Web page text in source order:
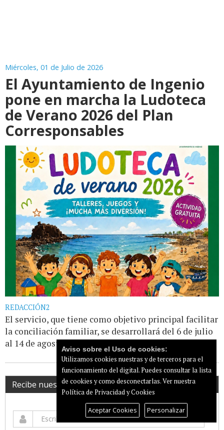
Miércoles, 01 de Julio de 2026
El Ayuntamiento de Ingenio
pone en marcha la Ludoteca
de Verano 2026 del Plan
Corresponsables
REDACCIÓN2
El servicio, que tiene como objetivo principal facilitar
la conciliación familiar, se desarrollará del 6 de julio
al 14 de agosto, de lunes a [...]
Recibe nuestro newsletter
Aviso sobre el Uso de cookies:
Utilizamos cookies nuestras y de terceros para el
funcionamiento del digital. Puedes consultar la lista
de cookies y como desconectarlas.Ver nuestra
Política de Privacidad y Cookies
Aceptar Cookies Personalizar